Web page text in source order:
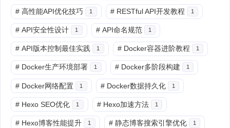
# 高性能API优化技巧 1 # RESTful API开发教程 1
# API安全性设计 1 # API命名规范 1
# API版本控制最佳实践 1 # Docker容器进阶教程 1
# Docker生产环境部署 1 # Docker多阶段构建 1
# Docker网络配置 1 # Docker数据持久化 1
# Hexo SEO优化 1 # Hexo加速方法 1
# Hexo博客性能提升 1 # 静态博客搜索引擎优化 1